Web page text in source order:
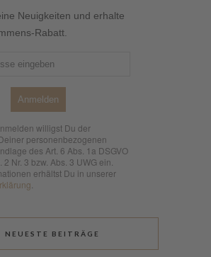
Neuigkeiten und erhalte
Rabatt.
Anmelden
willigst Du der
personenbezogenen
des Art. 6 Abs. 1a DSGVO
Nr. 3 bzw. Abs. 3 UWG ein.
erhältst Du in unserer
NEUESTE BEITRÄGE